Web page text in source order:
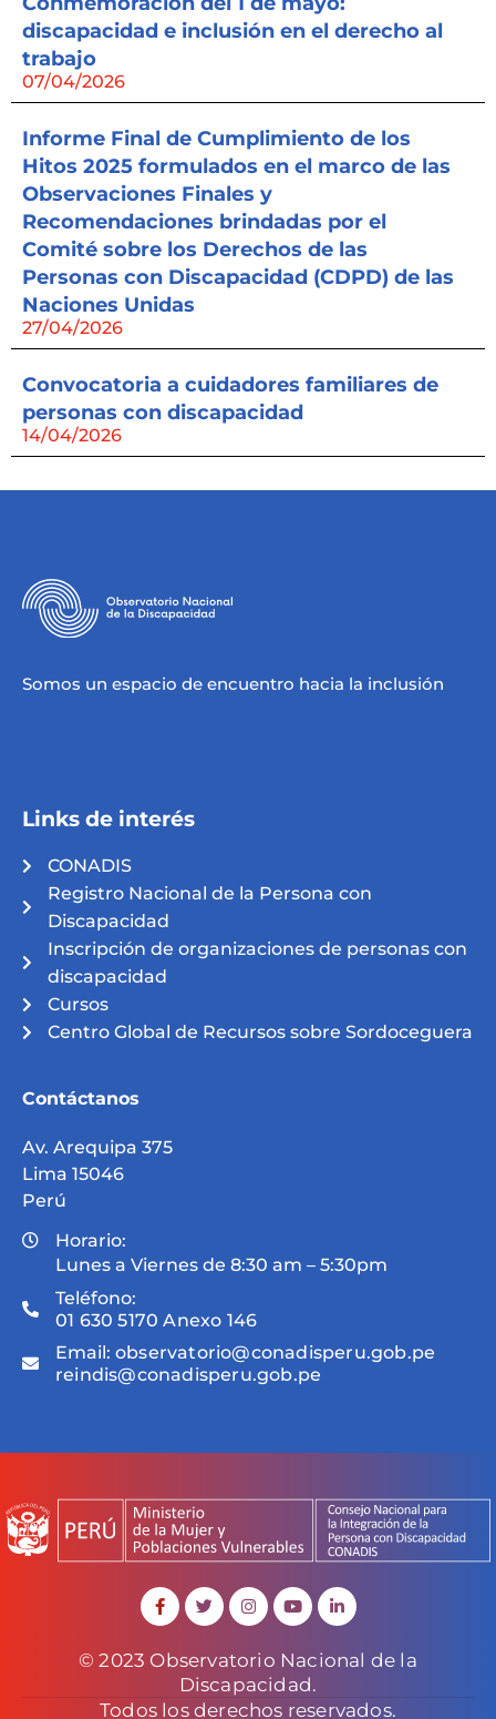
discapacidad e inclusión en el derecho al
trabajo
07/04/2026
Informe Final de Cumplimiento de los
Hitos 2025 formulados en el marco de las
Observaciones Finales y
Recomendaciones brindadas por el
Comité sobre los Derechos de las
Personas con Discapacidad (CDPD) de las
Naciones Unidas
27/04/2026
Convocatoria a cuidadores familiares de
personas con discapacidad
14/04/2026
Somos un espacio de encuentro hacia la inclusión
Links de interés
CONADIS
Registro Nacional de la Persona con
Discapacidad
Inscripción de organizaciones de personas con
discapacidad
Cursos
Centro Global de Recursos sobre Sordoceguera
Contáctanos
Av. Arequipa 375
Lima 15046
Perú
Horario:
Lunes a Viernes de 8:30 am – 5:30pm
Teléfono:
01 630 5170 Anexo 146
Email: observatorio@conadisperu.gob.pe
reindis@conadisperu.gob.pe
© 2023 Observatorio Nacional de la
Discapacidad.
Todos los derechos reservados.